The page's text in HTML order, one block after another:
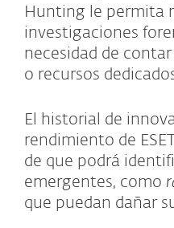
Hunting le permita
investigaciones
necesidad de
o recursos
El historial de
rendimiento de
de que podrá
emergentes, como
que puedan dañar